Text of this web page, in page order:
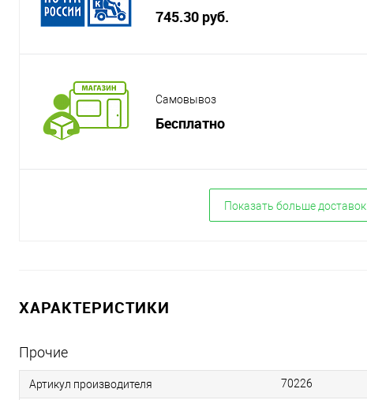
745.30 руб.
Самовывоз
Бесплатно
Показать больше доставок
ХАРАКТЕРИСТИКИ
Прочие
Артикул производителя 70226